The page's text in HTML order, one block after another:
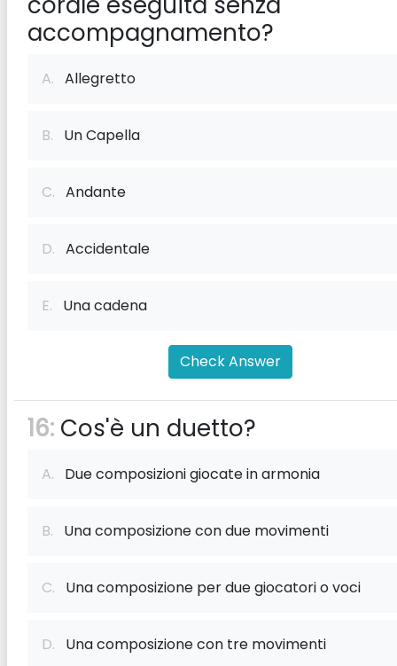
accompagnamento?
A. Allegretto
B. Un Capella
C. Andante
D. Accidentale
E. Una cadena
Check Answer
16: Cos'è un duetto?
A. Due composizioni giocate in armonia
B. Una composizione con due movimenti
C. Una composizione per due giocatori o voci
D. Una composizione con tre movimenti